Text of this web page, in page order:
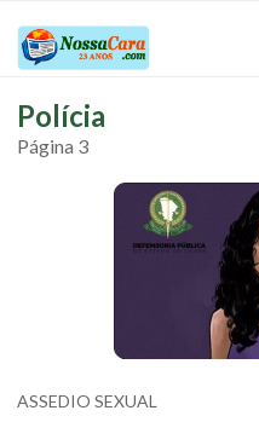
Polícia
Página 3
ASSEDIO SEXUAL